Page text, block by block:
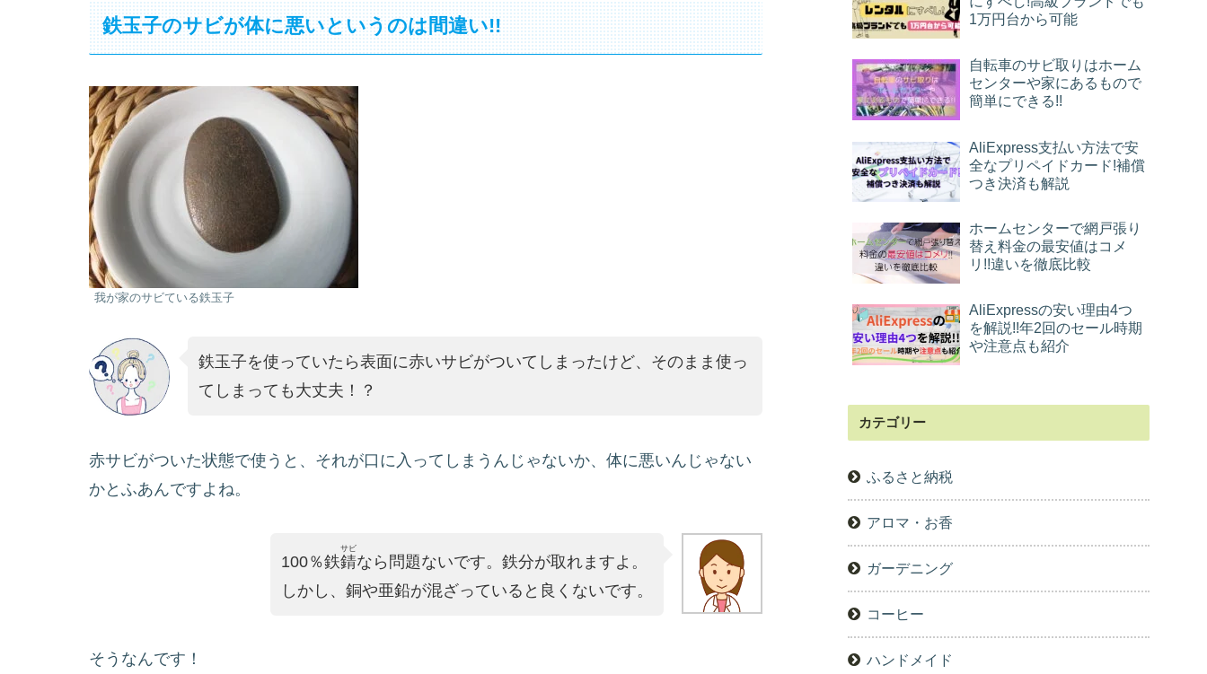
鉄玉子のサビが体に悪いというのは間違い!!
我が家のサビている鉄玉子
鉄玉子を使っていたら表面に赤いサビがついてしまったけど、そのまま使っ
てしまっても大丈夫！？
赤サビがついた状態で使うと、それが口に入ってしまうんじゃないか、体に悪いんじゃない
かとふあんですよね。
100％鉄錆
サビ
なら問題ないです。鉄分が取れますよ。
しかし、銅や亜鉛が混ざっていると良くないです。
そうなんです！
1万円台から可能
自転車のサビ取りはホーム
センターや家にあるもので
簡単にできる!!
AliExpress支払い方法で安
全なプリペイドカード!補償
つき決済も解説
ホームセンターで網戸張り
替え料金の最安値はコメ
リ!!違いを徹底比較
AliExpressの安い理由4つ
を解説!!年2回のセール時期
や注意点も紹介
カテゴリー
ふるさと納税
アロマ・お香
ガーデニング
コーヒー
ハンドメイド